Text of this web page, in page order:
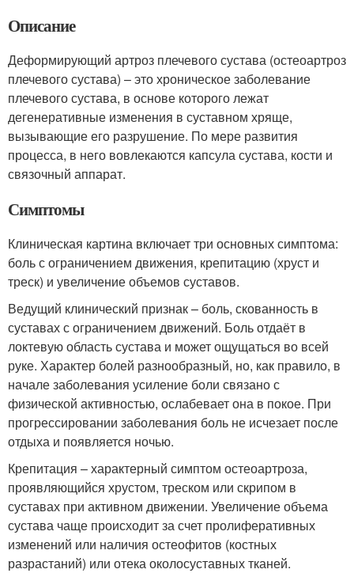
Описание
Деформирующий артроз плечевого сустава (остеоартроз
плечевого сустава) – это хроническое заболевание
плечевого сустава, в основе которого лежат
дегенеративные изменения в суставном хряще,
вызывающие его разрушение. По мере развития
процесса, в него вовлекаются капсула сустава, кости и
связочный аппарат.
Симптомы
Клиническая картина включает три основных симптома:
боль с ограничением движения, крепитацию (хруст и
треск) и увеличение объемов суставов.
Ведущий клинический признак – боль, скованность в
суставах с ограничением движений. Боль отдаёт в
локтевую область сустава и может ощущаться во всей
руке. Характер болей разнообразный, но, как правило, в
начале заболевания усиление боли связано с
физической активностью, ослабевает она в покое. При
прогрессировании заболевания боль не исчезает после
отдыха и появляется ночью.
Крепитация – характерный симптом остеоартроза,
проявляющийся хрустом, треском или скрипом в
суставах при активном движении. Увеличение объема
сустава чаще происходит за счет пролиферативных
изменений или наличия остеофитов (костных
разрастаний) или отека околосуставных тканей.